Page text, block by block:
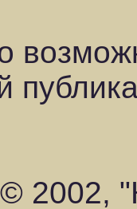
© 2002,